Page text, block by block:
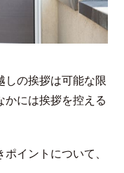
しの挨拶は可能な限
かには挨拶を控える
イントについて、